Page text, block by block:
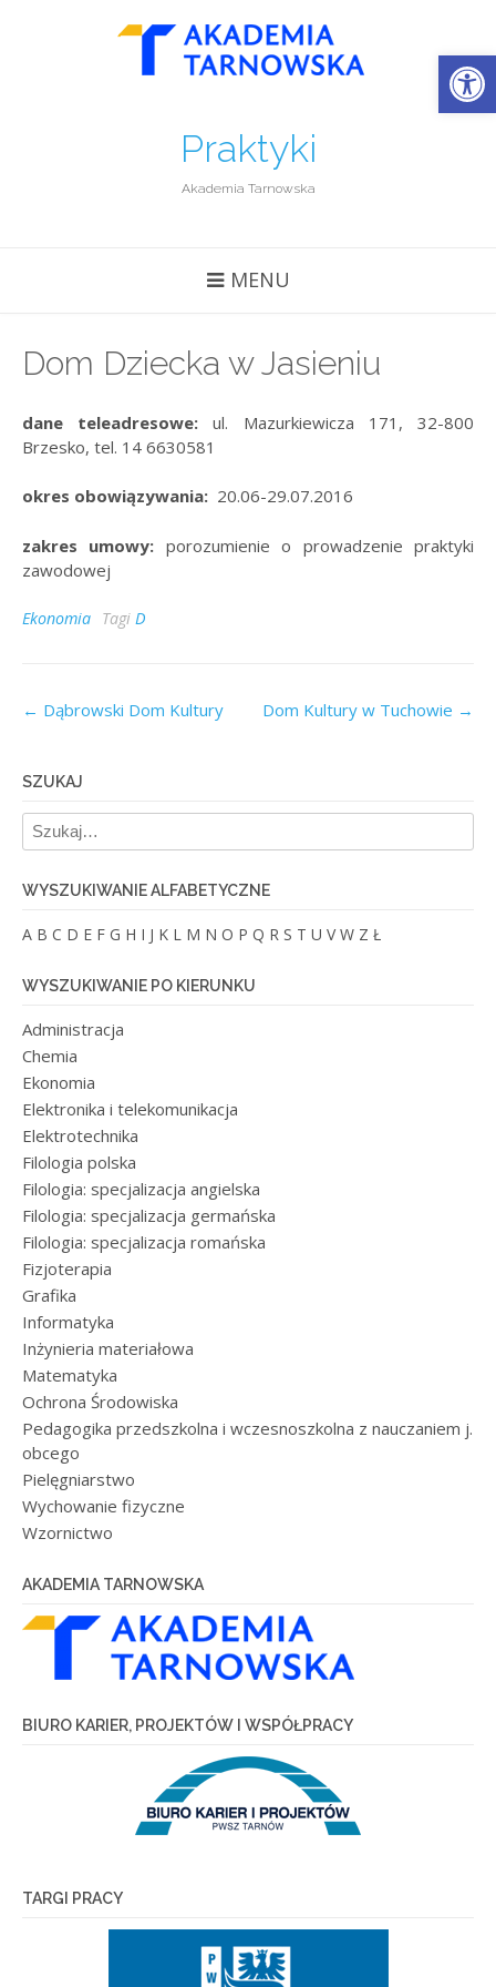
Praktyki
Akademia Tarnowska
MENU
Dom Dziecka w Jasieniu
dane teleadresowe:ul. Mazurkiewicza 171, 32-800
Brzesko, tel. 14 6630581
okres obowiązywania: 20.06-29.07.2016
zakres umowy: porozumienie o prowadzenie praktyki
zawodowej
Ekonomia Tagi D
Post
navigation
← Dąbrowski Dom Kultury Dom Kultury w Tuchowie →
SZUKAJ
WYSZUKIWANIE ALFABETYCZNE
A B C D E F G H I J K L M N O P Q R S T U V W Z Ł
WYSZUKIWANIE PO KIERUNKU
Administracja
Chemia
Ekonomia
Elektronika i telekomunikacja
Elektrotechnika
Filologia polska
Filologia: specjalizacja angielska
Filologia: specjalizacja germańska
Filologia: specjalizacja romańska
Fizjoterapia
Grafika
Informatyka
Inżynieria materiałowa
Matematyka
Ochrona Środowiska
Pedagogika przedszkolna i wczesnoszkolna z nauczaniem j.
obcego
Pielęgniarstwo
Wychowanie fizyczne
Wzornictwo
AKADEMIA TARNOWSKA
BIURO KARIER, PROJEKTÓW I WSPÓŁPRACY
TARGI PRACY